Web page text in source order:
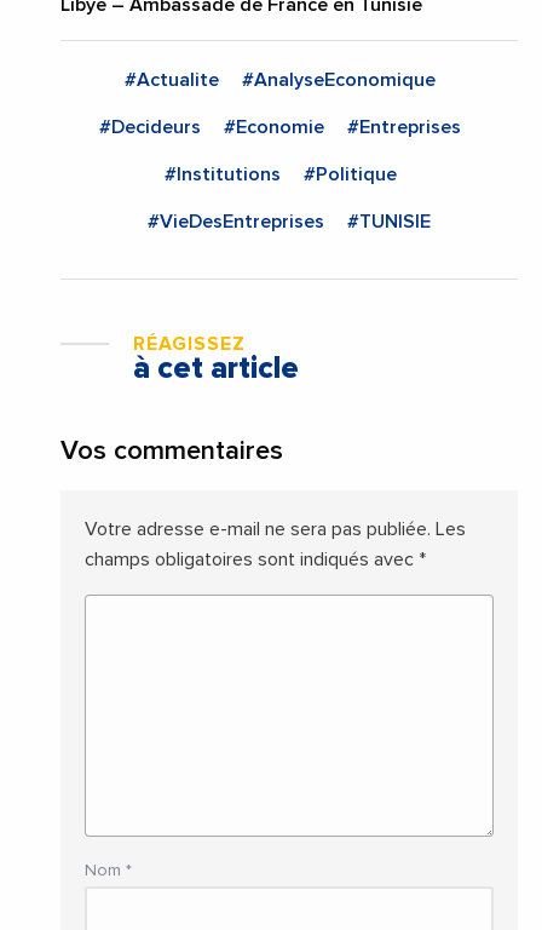
Libye – Ambassade de France en Tunisie
#Actualite #AnalyseEconomique
#Decideurs #Economie #Entreprises
#Institutions #Politique
#VieDesEntreprises #TUNISIE
RÉAGISSEZ
à cet article
Vos commentaires
Votre adresse e-mail ne sera pas publiée. Les
champs obligatoires sont indiqués avec *
Nom *